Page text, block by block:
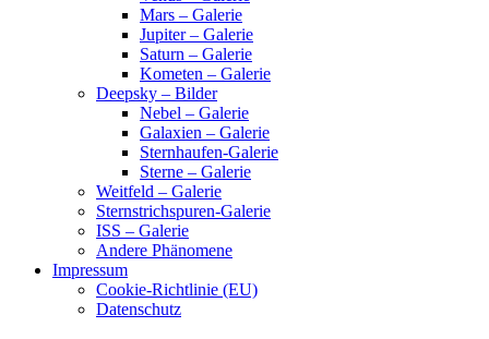
Mars – Galerie
Jupiter – Galerie
Saturn – Galerie
Kometen – Galerie
Deepsky – Bilder
Nebel – Galerie
Galaxien – Galerie
Sternhaufen-Galerie
Sterne – Galerie
Weitfeld – Galerie
Sternstrichspuren-Galerie
ISS – Galerie
Andere Phänomene
Impressum
Cookie-Richtlinie (EU)
Datenschutz